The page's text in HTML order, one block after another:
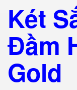
Két
Đầm
Gold